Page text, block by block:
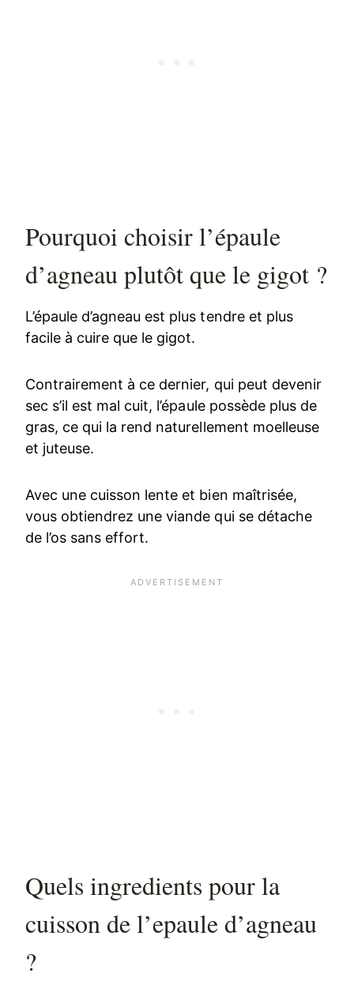
Pourquoi choisir l’épaule
d’agneau plutôt que le gigot ?
L’épaule d’agneau est plus tendre et plus
facile à cuire que le gigot.
Contrairement à ce dernier, qui peut devenir
sec s’il est mal cuit, l’épaule possède plus de
gras, ce qui la rend naturellement moelleuse
et juteuse.
Avec une cuisson lente et bien maîtrisée,
vous obtiendrez une viande qui se détache
de l’os sans effort.
Quels ingredients pour la
cuisson de l’epaule d’agneau
?